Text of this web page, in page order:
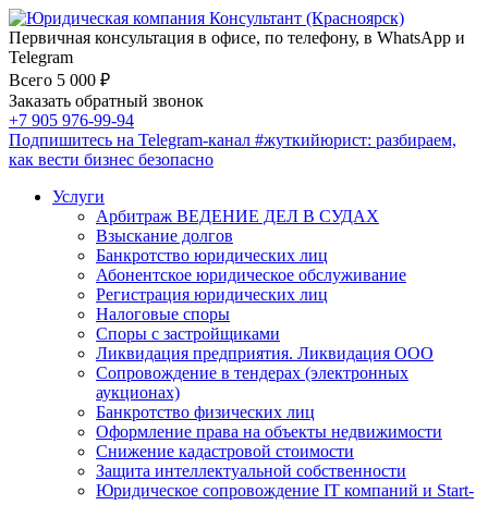
Первичная консультация в офисе, по телефону, в WhatsApp и
Telegram
Всего 5 000 ₽
Заказать обратный звонок
+7 905 976-99-94
Подпишитесь на Telegram-канал #жуткийюрист: разбираем,
как вести бизнес безопасно
Услуги
Арбитраж ВЕДЕНИЕ ДЕЛ В СУДАХ
Взыскание долгов
Банкротство юридических лиц
Абонентское юридическое обслуживание
Регистрация юридических лиц
Налоговые споры
Споры с застройщиками
Ликвидация предприятия. Ликвидация ООО
Сопровождение в тендерах (электронных
аукционах)
Банкротство физических лиц
Оформление права на объекты недвижимости
Снижение кадастровой стоимости
Защита интеллектуальной собственности
Юридическое сопровождение IT компаний и Start-